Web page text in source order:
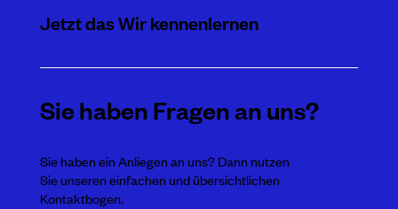
Jetzt das Wir kennenlernen
Sie haben Fragen an uns?
Sie haben ein Anliegen an uns? Dann nutzen
Sie unseren einfachen und übersichtlichen
Kontaktbogen.